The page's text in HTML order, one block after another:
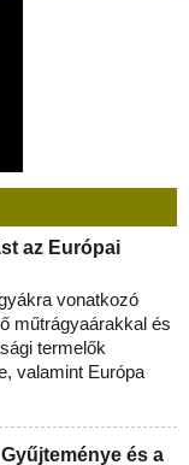
az Európai
vonatkozó
műtrágyaárakkal és
termelők
valamint Európa
és a